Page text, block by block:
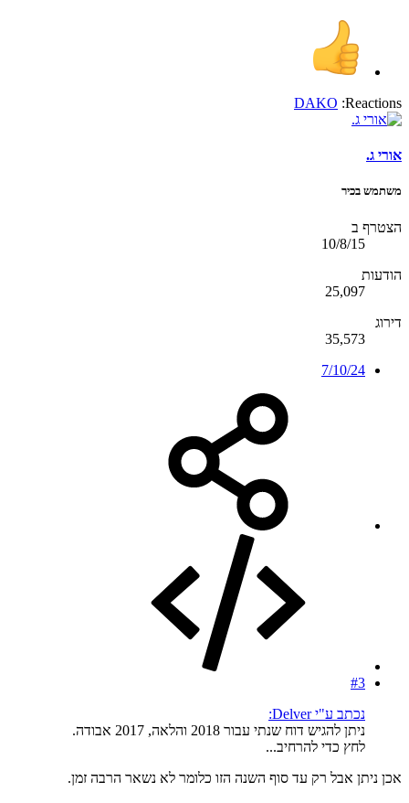
Reactions:
DAKO
אורי ג.
משתמש בכיר
הצטרף ב
10/8/15
הודעות
25,097
דירוג
35,573
7/10/24
#3
נכתב ע"י Delver:
ניתן להגיש דוח שנתי עבור 2018 והלאה, 2017 אבודה.
לחץ כדי להרחיב...
אכן ניתן אבל רק עד סוף השנה הזו כלומר לא נשאר הרבה זמן.